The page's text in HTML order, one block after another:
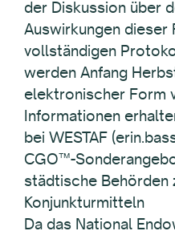
der Diskussion über
Auswirkungen dieser
vollständigen
werden Anfang
elektronischer Form
Informationen
bei WESTAF
CGO™-
städtische Behörden
Konjunkturmitteln
Da das National